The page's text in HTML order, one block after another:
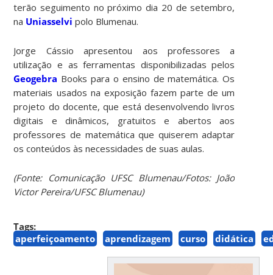
terão seguimento no próximo dia 20 de setembro,
na Uniasselvi polo Blumenau.
Jorge Cássio apresentou aos professores a
utilização e as ferramentas disponibilizadas pelos
Geogebra Books para o ensino de matemática. Os
materiais usados na exposição fazem parte de um
projeto do docente, que está desenvolvendo livros
digitais e dinâmicos, gratuitos e abertos aos
professores de matemática que quiserem adaptar
os conteúdos às necessidades de suas aulas.
(Fonte: Comunicação UFSC Blumenau/Fotos: João
Victor Pereira/UFSC Blumenau)
Tags:
aperfeiçoamento
aprendizagem curso didática